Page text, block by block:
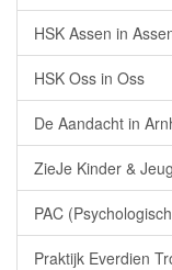
HSK Assen in
HSK Oss in Oss
De Aandacht in
ZieJe Kinder &
PAC
Praktijk Everdien